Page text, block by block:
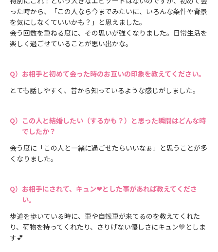
った時から、「この人なら今までみたいに、いろんな条件や背景
を気にしなくていいかも？」と思えました。
会う回数を重ねる度に、その思いが強くなりました。日常生活を
楽しく過ごせていることが思い出かな。
お相手と初めて会った時のお互いの印象を教えてください。
とても話しやすく、昔から知っているような感じがしました。
この人と結婚したい（するかも？）と思った瞬間はどんな時
でしたか？
会う度に「この人と一緒に過ごせたらいいなぁ」と思うことが多
くなりました。
お相手にされて、キュン❤とした事があれば教えてくださ
い。
歩道を歩いている時に、車や自転車が来てるのを教えてくれた
り、荷物を持ってくれたり、さりげない優しさにキュン💛としま
す💕